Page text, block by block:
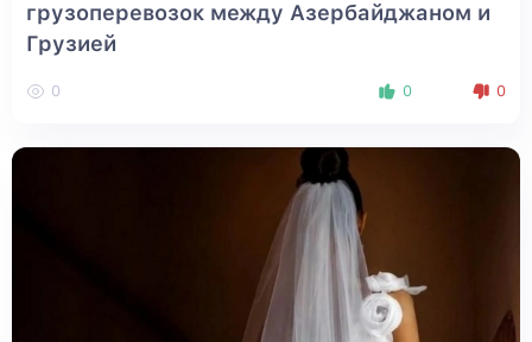
грузоперевозок между Азербайджаном и
Грузией
0 0 0